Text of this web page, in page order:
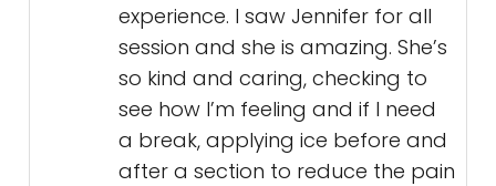
experience. I saw Jennifer for all
session and she is amazing. She’s
so kind and caring, checking to
see how I’m feeling and if I need
a break, applying ice before and
after a section to reduce the pain